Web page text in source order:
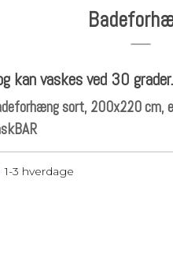
kan vaskes ved 30 grader.
sort, 200x220 cm,
1-3 hverdage